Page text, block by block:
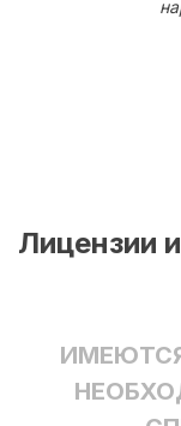
Лицензии